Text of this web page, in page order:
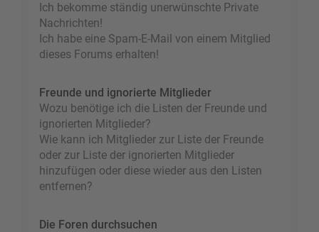
Ich bekomme ständig unerwünschte Private
Nachrichten!
Ich habe eine Spam-E-Mail von einem Mitglied
dieses Forums erhalten!
Freunde und ignorierte Mitglieder
Wozu benötige ich die Listen der Freunde und
ignorierten Mitglieder?
Wie kann ich Mitglieder zur Liste der Freunde
oder zur Liste der ignorierten Mitglieder
hinzufügen oder diese wieder aus den Listen
entfernen?
Die Foren durchsuchen